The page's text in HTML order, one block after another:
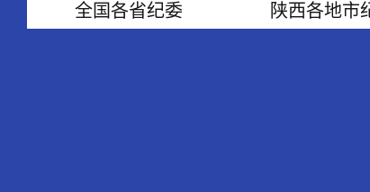
全国各省纪委 陕西各地市